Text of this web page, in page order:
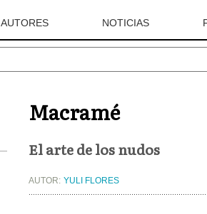
AUTORES NOTICIAS
Macramé
El arte de los nudos
AUTOR: YULI FLORES